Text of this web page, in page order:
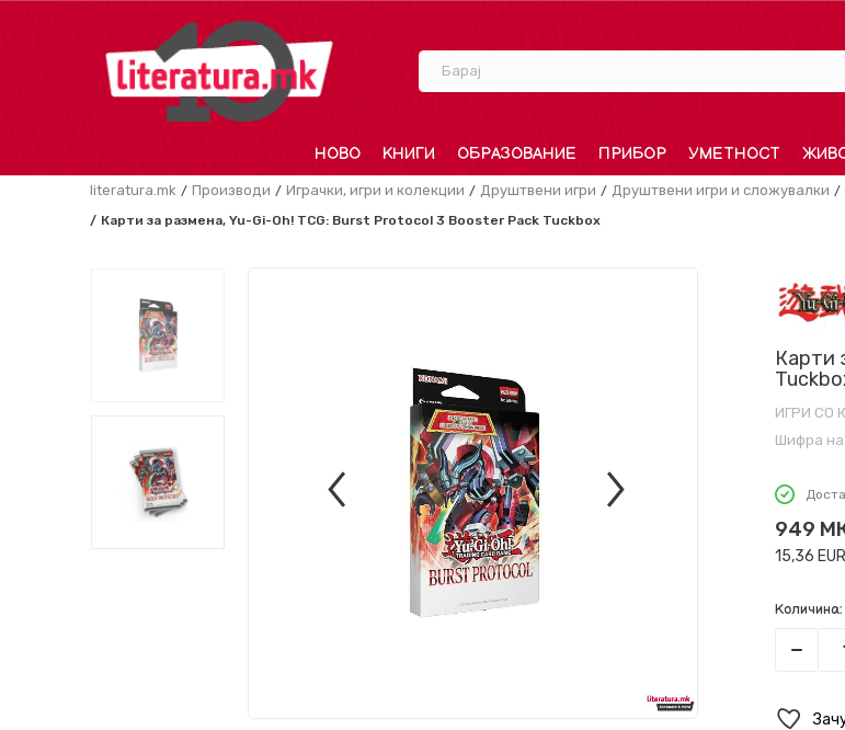
Барај
НОВО КНИГИ ОБРАЗОВАНИЕ ПРИБОР УМЕТНОСТ
literatura.mk Производи Играчки, игри и колекции Друштвени игри Друштвени игри и сложувалки
Карти за размена, Yu-Gi-Oh! TCG: Burst Protocol 3 Booster Pack Tuckbox
Карти
ИГРИ СО
Шифра на
949
15,36 EUR
Количина: